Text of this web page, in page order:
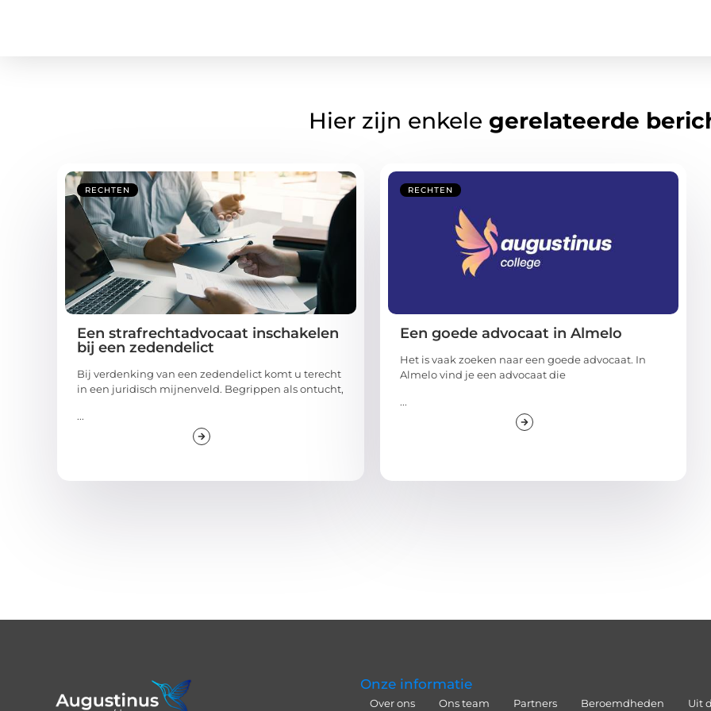
Hier zijn enkele gerelateerde
RECHTEN
Een strafrechtadvocaat inschakelen
bij een zedendelict
Bij verdenking van een zedendelict komt u terecht
in een juridisch mijnenveld. Begrippen als ontucht,
...
RECHTEN
Een goede advocaat in Almelo
Het is vaak zoeken naar een goede advocaat. In
Almelo vind je een advocaat die
...
Onze informatie
Over ons Ons team Partners Beroemdheden Uit